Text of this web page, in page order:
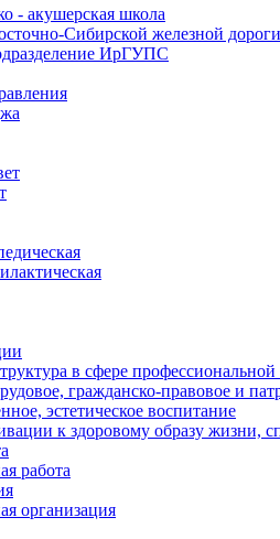
- акушерская школа
Сибирской железной дороги
ИрГУПС
в сфере
гражданско-правовое и
эстетическое воспитание
к здоровому образу жизни,
работа
организация